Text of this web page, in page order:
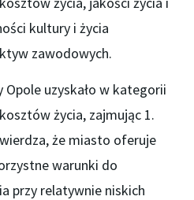
kultury i życia
zawodowych.
uzyskało w kategorii
życia, zajmując 1.
że miasto oferuje
warunki do
przy relatywnie niskich